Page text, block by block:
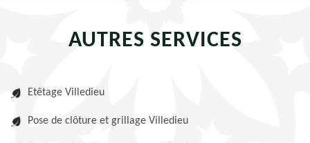
AUTRES SERVICES
Etêtage Villedieu
Pose de clôture et grillage Villedieu